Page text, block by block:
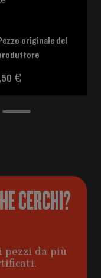
originale del
€
CERCHI?
da più